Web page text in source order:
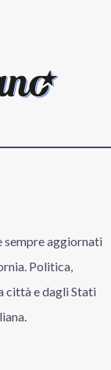
sempre aggiornati
Politica,
città e dagli Stati